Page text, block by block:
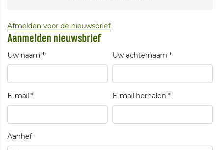
Afmelden voor de nieuwsbrief
Aanmelden nieuwsbrief
Uw naam * Uw achternaam *
E-mail * E-mail herhalen *
Aanhef